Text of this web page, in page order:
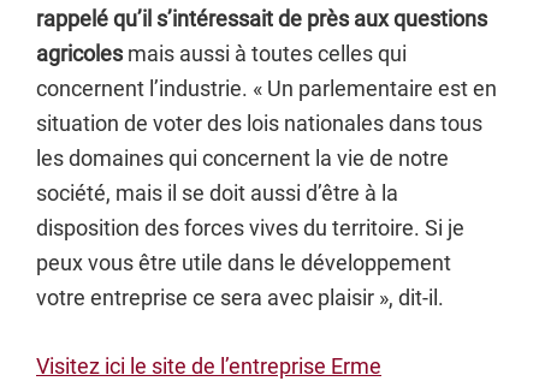
rappelé qu’il s’intéressait de près aux questions
agricoles mais aussi à toutes celles qui
concernent l’industrie. « Un parlementaire est en
situation de voter des lois nationales dans tous
les domaines qui concernent la vie de notre
société, mais il se doit aussi d’être à la
disposition des forces vives du territoire. Si je
peux vous être utile dans le développement
votre entreprise ce sera avec plaisir », dit-il.
Visitez ici le site de l’entreprise Erme